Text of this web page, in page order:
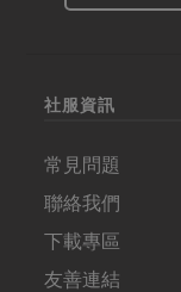
社服資訊
常見問題
聯絡我們
下載專區
友善連結